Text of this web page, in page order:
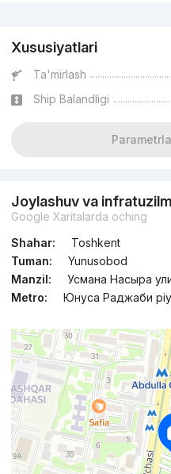
Xususiyatlari
Ta'mirlash
Ship Balandligi
Joylashuv va
Google Xaritalarda oching
Shahar:
Toshkent
Tuman:
Yunusobod
Manzil:
Усмана Насыра
Metro:
Юнуса Раджаби